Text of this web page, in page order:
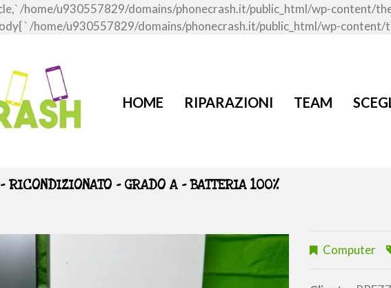
/home/u930557829/domains/phonecrash.it/public_html/wp-content/
` /home/u930557829/domains/phonecrash.it/public_html/wp-
HOME RIPARAZIONI TEAM
RICONDIZIONATO – GRADO A – BATTERIA 100%
Computer